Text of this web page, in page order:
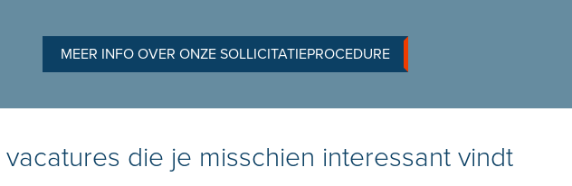
MEER INFO OVER ONZE SOLLICITATIEPROCEDURE
die je misschien interessant vindt